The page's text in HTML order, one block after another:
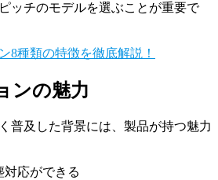
ッチのモデルを選ぶことが重要で
8種類の特徴を徹底解説！
ンの魅力
普及した背景には、製品が持つ魅力
応ができる